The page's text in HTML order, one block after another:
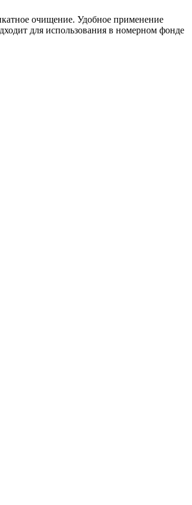
очищение. Удобное применение
для использования в номерном фонде